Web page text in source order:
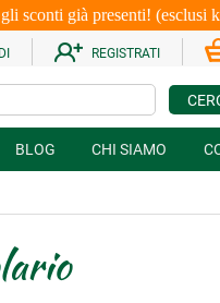
sconti già presenti! (esclusi
REGISTRATI
BLOG CHI SIAMO